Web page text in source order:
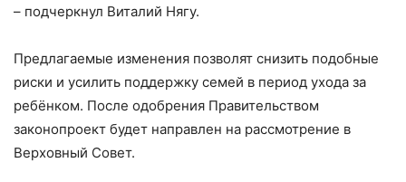
– подчеркнул Виталий Нягу.
Предлагаемые изменения позволят снизить подобные
риски и усилить поддержку семей в период ухода за
ребёнком. После одобрения Правительством
законопроект будет направлен на рассмотрение в
Верховный Совет.